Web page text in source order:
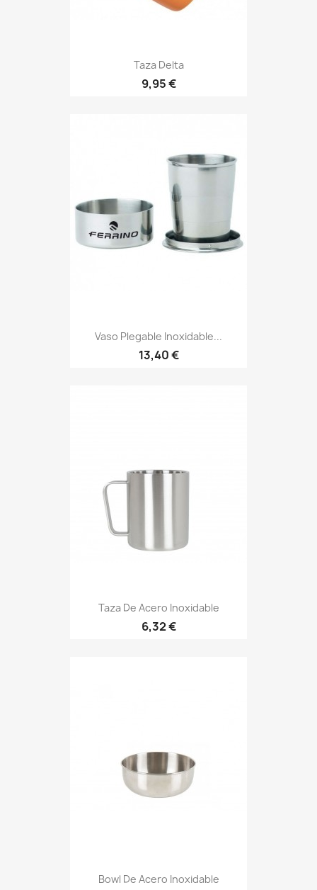
Taza Delta
Precio
9,95 €
Vaso Plegable Inoxidable...
Precio
13,40 €
Taza De Acero Inoxidable
Precio
6,32 €
Bowl De Acero Inoxidable